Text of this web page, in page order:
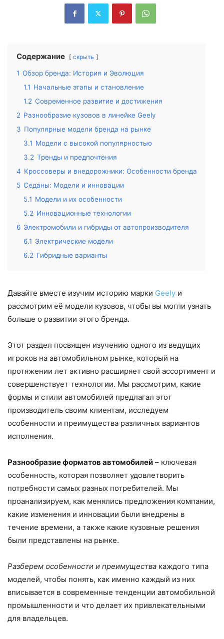
Содержание скрыть
1 Обзор бренда: История и Эволюция
1.1 Начальные этапы и становление
1.2 Современное развитие и достижения
2 Разнообразие кузовов в линейке Geely
3 Популярные модели бренда на рынке
3.1 Модели с высокой популярностью
3.2 Тренды и предпочтения
4 Кроссоверы и внедорожники: Особенности бренда
5 Седаны: Модели и инновации
5.1 Модели и их особенности
5.2 Инновационные технологии
6 Электромобили и гибриды от автопроизводителя
6.1 Электрические модели
6.2 Гибридные варианты
Давайте вместе изучим историю марки Geely и
рассмотрим её модели кузовов, чтобы вы могли узнать
больше о развитии этого бренда.
Этот раздел посвящен изучению одного из ведущих
игроков на автомобильном рынке, который на
протяжении лет активно расширяет свой ассортимент и
совершенствует технологии. Мы рассмотрим, какие
формы и стили автомобилей предлагал этот
производитель своим клиентам, исследуем
особенности и преимущества различных вариантов
исполнения.
Разнообразие форматов автомобилей – ключевая
особенность, которая позволяет удовлетворить
потребности самых разных потребителей. Мы
проанализируем, как менялись предложения компании,
какие изменения и инновации были внедрены в
течение времени, а также какие кузовные решения
были представлены на рынке.
Разберем особенности и преимущества каждого типа
моделей, чтобы понять, как именно каждый из них
вписывается в современные тенденции автомобильной
промышленности и что делает их привлекательными
для владельцев.